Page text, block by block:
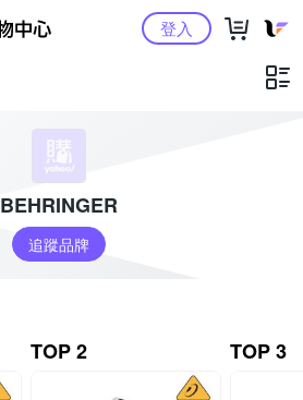
Yahoo購物中心登入
BEHRINGER
追蹤品牌
TOP 2 TOP 3